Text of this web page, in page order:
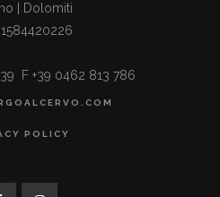
| Dolomiti
F +39 0462 813 786
POLICY